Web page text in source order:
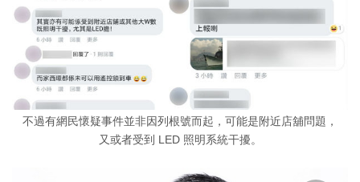
不過有網民懷疑事件並非因列根號而起，可能是附近店舖問題，
又或者受到 LED 照明系統干擾。